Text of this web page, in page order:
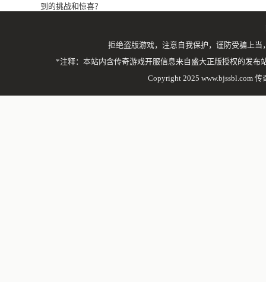
到的挑战和惊喜？
拒绝盗版游戏，注意自我保护，谨防受骗上
*注释：本站内含传奇游戏开服信息来自盛大正版授权的发
Copyright 2025 www.bjssbl.com